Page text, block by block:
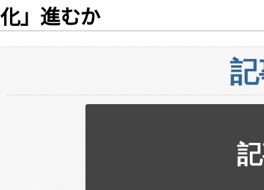
化」進むか